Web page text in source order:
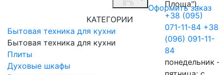
Площа").
+38 (095)
071-11-84 +38
(096) 091-11-
84
понедельник
Оформить заказ
КАТЕГОРИИ
Бытовая техника для кухни
Бытовая техника для кухни
Плиты
Духовые шкафы